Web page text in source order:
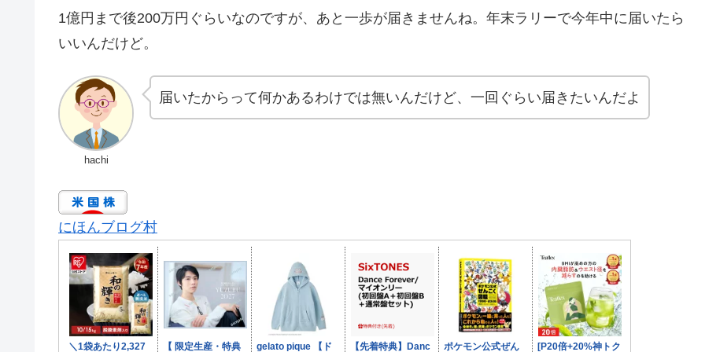
1億円まで後200万円ぐらいなのですが、あと一歩が届きませんね。年末ラリーで今年中に届いたら
いいんだけど。
hachi
届いたからって何かあるわけでは無いんだけど、一回ぐらい届きたいんだよ
にほんブログ村